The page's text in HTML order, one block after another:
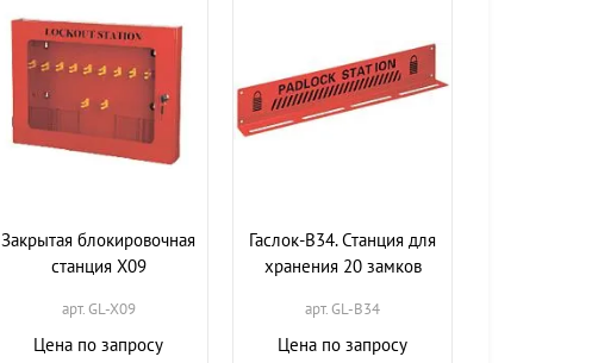
Закрытая блокировочная
станция X09
арт. GL-X09
Цена по запросу
Гаслок-B34. Станция для
хранения 20 замков
арт. GL-B34
Цена по запросу